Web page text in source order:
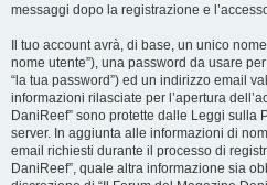
messaggi dopo la registrazione e
Il tuo account avrà, di base, un unico
nome utente”), una password da usare
“la tua password”) ed un indirizzo email
informazioni rilasciate per l’apertura
DaniReef” sono protette dalle Leggi sulla
server. In aggiunta alle informazioni di
email richiesti durante il processo di
DaniReef”, quale altra informazione sia